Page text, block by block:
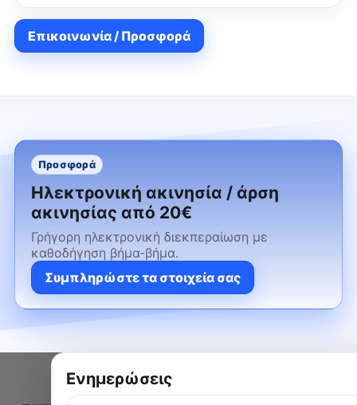
Επικοινωνία / Προσφορά
Προσφορά
Ηλεκτρονική ακινησία / άρση
ακινησίας από 20€
Γρήγορη ηλεκτρονική διεκπεραίωση με
καθοδήγηση βήμα-βήμα.
Συμπληρώστε τα στοιχεία σας
Ενημερώσεις